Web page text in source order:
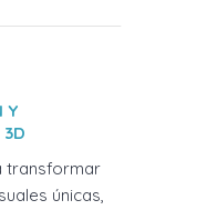
Y
3D
transformar
únicas,